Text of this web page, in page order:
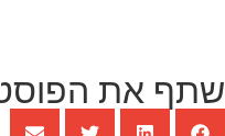
שתף את